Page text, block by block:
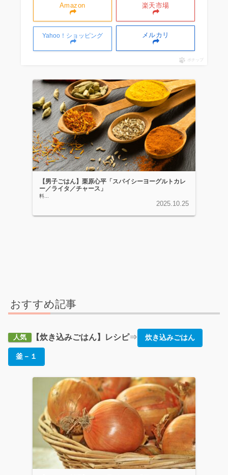
Amazon 楽天市場
Yahoo！ショッピング メルカリ
ポチップ
【男子ごはん】栗原心平「スパイシーヨーグルトカレ
ー／ライタ／チャース」
料...
2025.10.25
おすすめ記事
人気 【炊き込みごはん】レシピ⇒ 炊き込みごはん
釜－１